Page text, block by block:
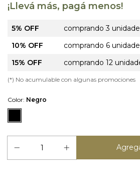
¡Llevá más, pagá menos!
5% OFF
comprando 3
10% OFF
comprando 6
15% OFF
comprando 12
(*) No acumulable con algunas promociones
Color: Negro